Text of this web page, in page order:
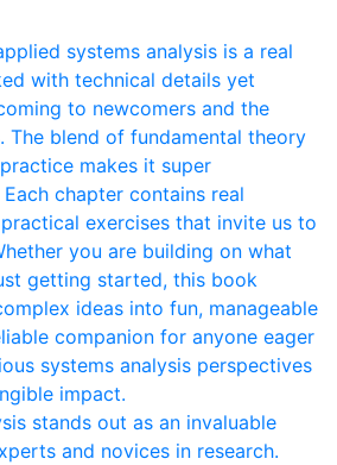
systems analysis is a real
with technical details yet
to newcomers and the
The blend of fundamental theory
makes it super
chapter contains real
exercises that invite us to
you are building on what
getting started, this book
ideas into fun, manageable
companion for anyone eager
systems analysis perspectives
impact.
stands out as an invaluable
and novices in research.